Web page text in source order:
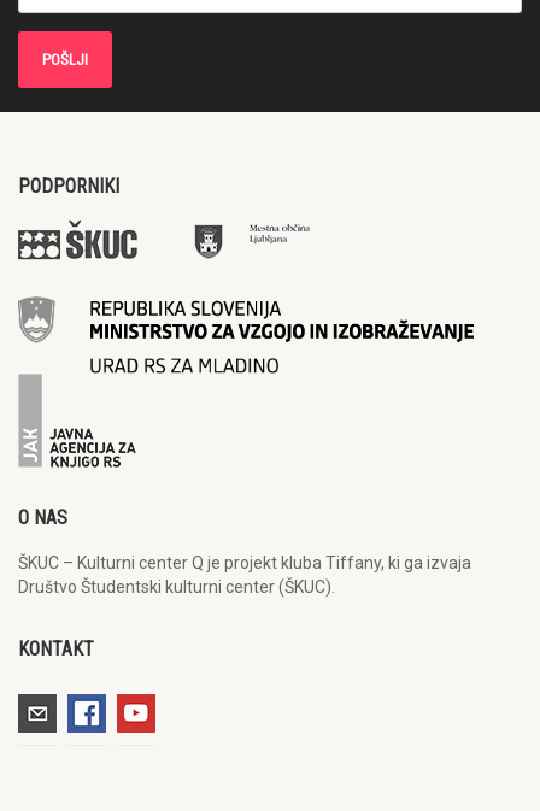
PODPORNIKI
O NAS
ŠKUC – Kulturni center Q je projekt kluba Tiffany, ki ga izvaja
Društvo Študentski kulturni center (ŠKUC).
KONTAKT